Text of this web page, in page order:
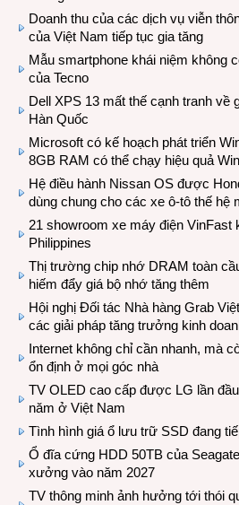
Doanh thu của các dịch vụ viễn
của Việt Nam tiếp tục gia tăng
Mẫu smartphone khái niệm không
của Tecno
Dell XPS 13 mất thế cạnh tranh về
Hàn Quốc
Microsoft có kế hoạch phát triển
8GB RAM có thể chạy hiệu quả
Hệ điều hành Nissan OS được
dùng chung cho các xe ô-tô thế hệ
21 showroom xe máy điện VinFast
Philippines
Thị trường chip nhớ DRAM toàn
hiếm đẩy giá bộ nhớ tăng thêm
Hội nghị Đối tác Nhà hàng Grab
các giải pháp tăng trưởng kinh
Internet không chỉ cần nhanh, mà
ổn định ở mọi góc nhà
TV OLED cao cấp được LG lần
năm ở Việt Nam
Tình hình giá ổ lưu trữ SSD đang
Ổ đĩa cứng HDD 50TB của
xưởng vào năm 2027
TV thông minh ảnh hưởng tới thói